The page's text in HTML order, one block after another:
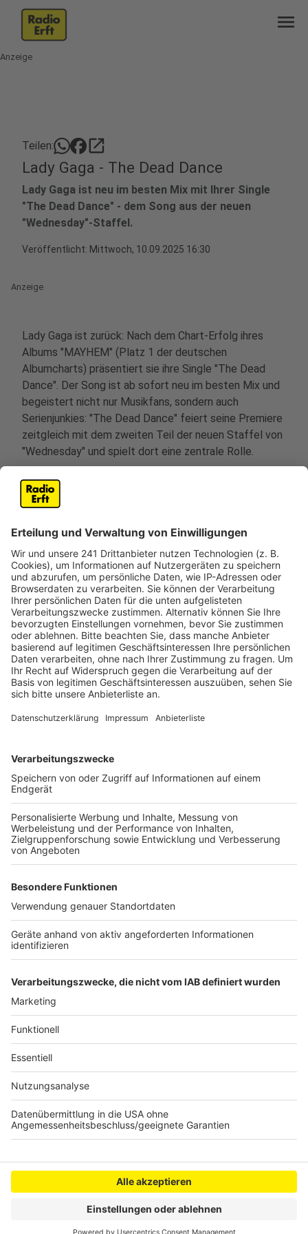
menu
Anzeige
Teilen: open_in_new
Lady Gaga - The Dead Dance
Lady Gaga ist neu im besten Mix mit Ihrer Single
"The Dead Dance" - dem Song aus der neuen
"Wednesday"-Staffel.
Veröffentlicht: Mittwoch, 10.09.2025 16:30
Anzeige
Lady Gaga ist zurück: Nach dem Chart-Erfolg ihres
Albums "MAYHEM" (Platz 1 der deutschen
Albumcharts) präsentiert sie ihre Single "The Dead
Dance". Der Song ist ab sofort neu im besten Mix und
begeistert nicht nur Musikfans, sondern auch
Serienjunkies: "The Dead Dance" feiert seine Premiere
zeitgleich mit dem zweiten Teil der neuen Staffel von
"Wednesday" und spielt dort eine zentrale Rolle.
Bereits zur ersten Staffel der Netflix-Hitserie wurde
Lady Gagas Song "Bloody Mary" zum viralen TikTok-
Hit und stürmte 2022 die deutschen Charts. Mit "The
Dead Dance" knüpft Lady Gaga an diesen Erfolg an
stammt vom legendären Regisseur Tim Burton, der
dem Song einen einzigartigen, düsteren Look verleiht.
Anzeige
Das Musikvideo zum Song "The Dead Dance"
hier schauen
Anzeige
Wir benötigen Ihre
Zustimmung, um den YouTube
Wir verwenden einen Service eines
Drittanbieters, um Videoinhalte
einzubetten. Dieser Service kann
Daten zu Ihren Aktivitäten
sammeln. Bitte lesen Sie die
Details durch und stimmen Sie der
Nutzung des Service zu, um dieses
Video anzusehen.
Mehr Informationen
Lady Gaga - The Dead Dance (Official Music Video)
Anzeige
Anzeige